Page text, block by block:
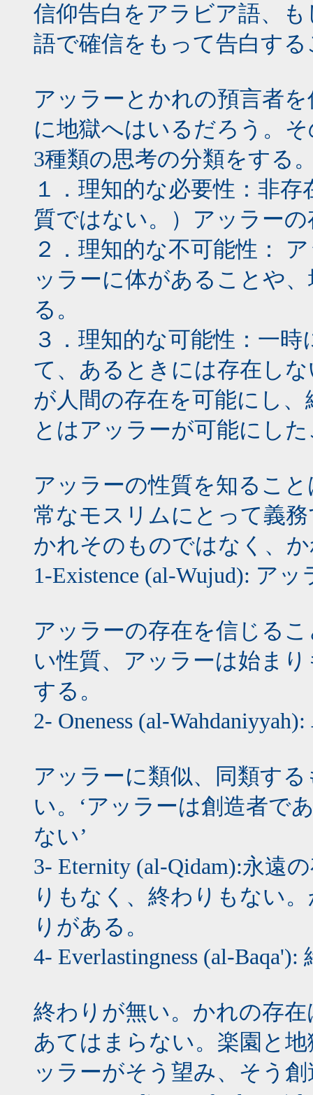
信仰告白をアラビア語、
語で確信をもって告白する
アッラーとかれの預言者
に地獄へはいるだろう。
3種類の思考の分類をする
１．理知的な必要性：非
質ではない。）アッラー
２．理知的な不可能性：
ッラーに体があることや
る。
３．理知的な可能性：一
て、あるときには存在し
が人間の存在を可能にし
とはアッラーが可能にし
アッラーの性質を知るこ
常なモスリムにとって義
かれそのものではなく、
1-Existence (al-Wujud): ア
アッラーの存在を信じる
い性質、アッラーは始ま
する。
2- Oneness (al-
アッラーに類似、同類す
い。‘アッラーは創造者で
ない’
3- Eternity (al-Qidam):永遠
りもなく、終わりもない
りがある。
4- Everlastingness (al-
終わりが無い。かれの存
あてはまらない。楽園と
ッラーがそう望み、そう